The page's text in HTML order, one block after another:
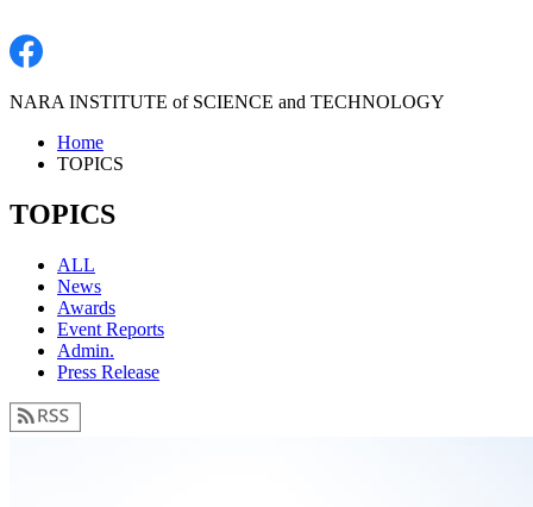
NARA INSTITUTE of SCIENCE and TECHNOLOGY
Home
TOPICS
TOPICS
ALL
News
Awards
Event Reports
Admin.
Press Release